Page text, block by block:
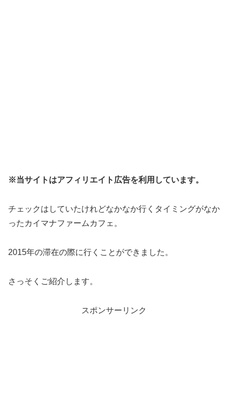
※当サイトはアフィリエイト広告を利用しています。
チェックはしていたけれどなかなか行くタイミングがなか
ったカイマナファームカフェ。
2015年の滞在の際に行くことができました。
さっそくご紹介します。
スポンサーリンク